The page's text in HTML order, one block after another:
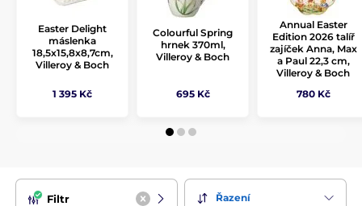
Easter Delight
máslenka
18,5x15,8x8,7cm,
Villeroy & Boch
1 395 Kč
Colourful Spring
hrnek 370ml,
Villeroy & Boch
695 Kč
Annual Easter
Edition 2026 talíř
zajíček Anna, Max
a Paul 22,3 cm,
Villeroy & Boch
780 Kč
Filtr Řazení